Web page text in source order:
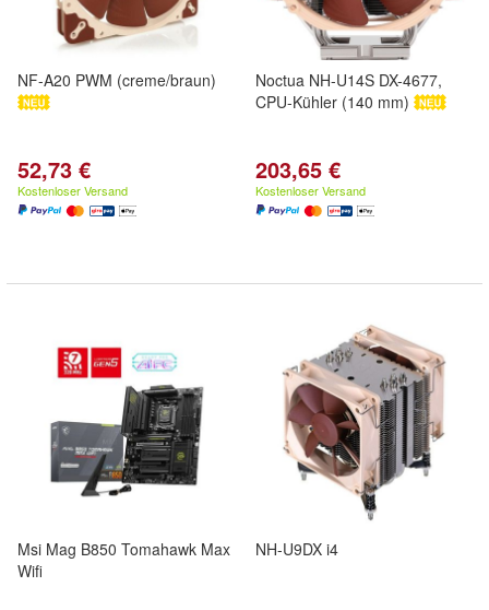
NF-A20 PWM (creme/braun)
52,73 €
Kostenloser Versand
Noctua NH-U14S DX-4677,
CPU-Kühler (140 mm)
203,65 €
Kostenloser Versand
Msi Mag B850 Tomahawk Max
Wifi
NH-U9DX i4